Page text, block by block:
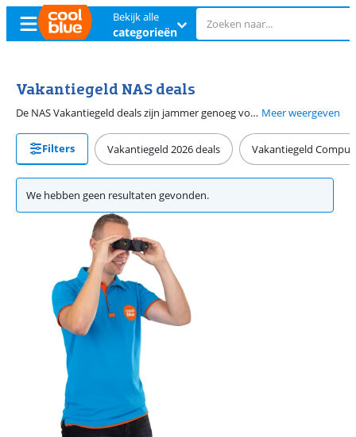
Bekijk alle
categorieën
Vakantiegeld NAS deals
De NAS Vakantiegeld deals zijn jammer genoeg voorbij. Ook nu vind je bij Coolblue gelukkig nog scherpe deals op een NAS. Met een NAS heb je overal toegang tot jouw bestanden. Daarnaast gebruik je een NAS voor het streamen van films en series naar je televisie. Op onze aanbiedingenpagina vind je de NAS die bij jou past. Meer weergeven
Filters Vakantiegeld 2026 deals Vakantiegeld
We hebben geen resultaten gevonden.